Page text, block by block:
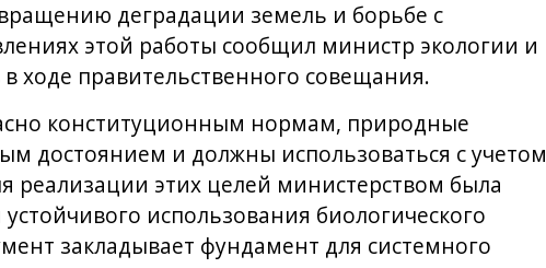
деградации земель и борьбе с
этой работы сообщил министр экологии и
ходе правительственного совещания.
конституционным нормам, природные
достоянием и должны использоваться с учетом
реализации этих целей министерством была
использования биологического
закладывает фундамент для системного